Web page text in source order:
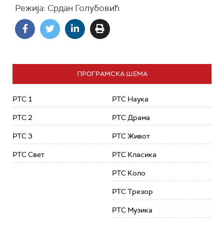
Режија: Срдан Голубовић
ПРОГРАМСКА ШЕМА
РТС 1
РТС 2
РТС 3
РТС Свет
РТС Наука
РТС Драма
РТС Живот
РТС Класика
РТС Коло
РТС Трезор
РТС Музика